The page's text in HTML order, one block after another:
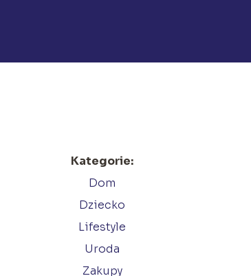
Kategorie:
Dom
Dziecko
Lifestyle
Uroda
Zakupy